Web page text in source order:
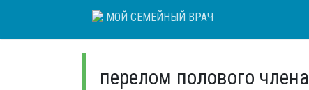
content
МОЙ СЕМЕЙНЫЙ ВРАЧ
перелом полового члена